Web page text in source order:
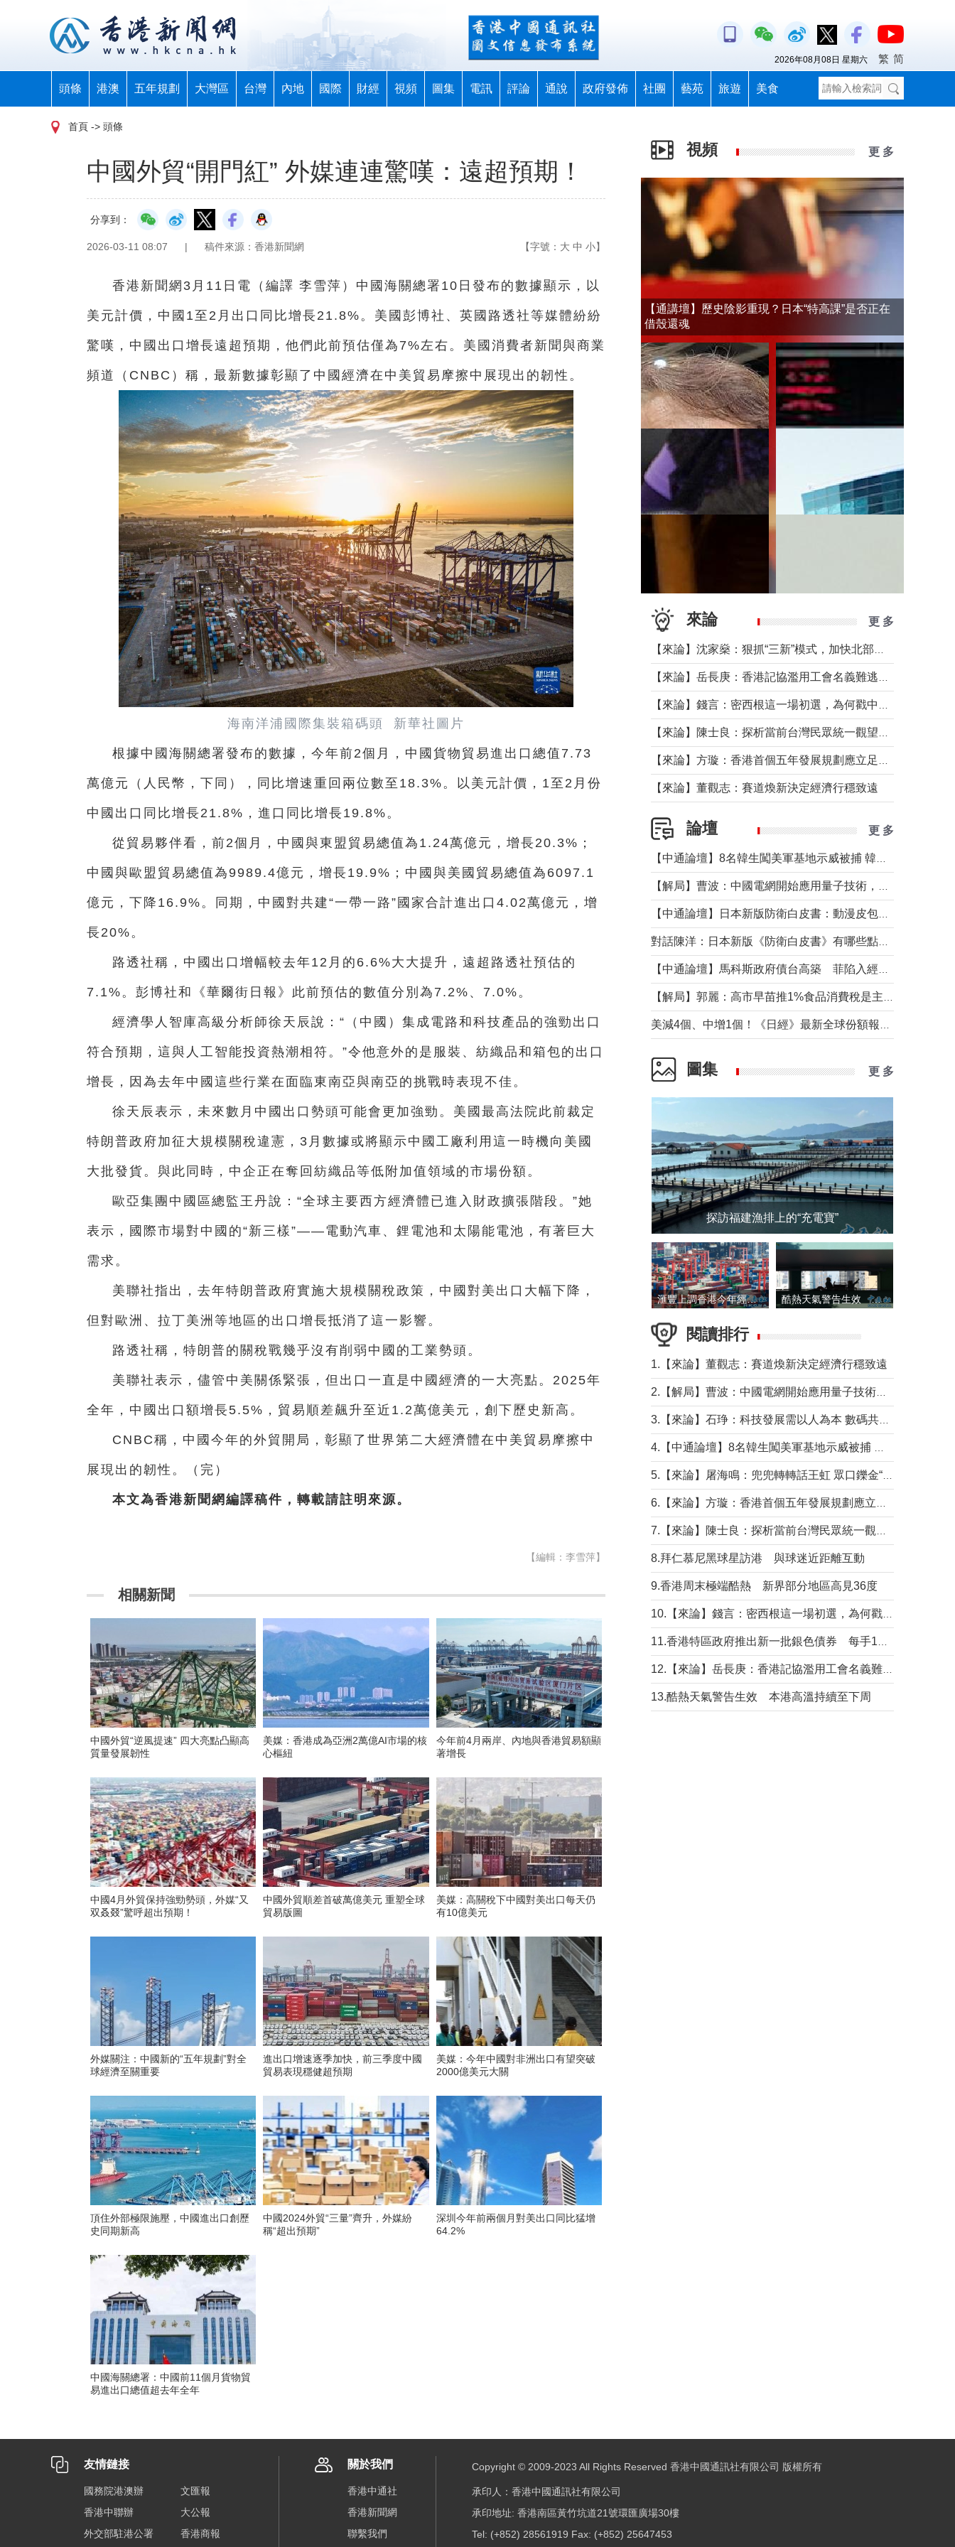
頭條 港澳 五年規劃 大灣區 台灣 內地 國際 財經 視頻 圖集 電訊 評論 通說 政府發佈 社團 藝苑 旅遊 美食
2026年08月08日 星期六 繁 简
首頁 -> 頭條
中國外貿“開門紅” 外媒連連驚嘆：遠超預期！
分享到：
2026-03-11 08:07 | 稿件來源：香港新聞網 【字號： 大 中 小】
香港新聞網3月11日電（編譯 李雪萍）中國海關總署10日發布的數據顯示，以
美元計價，中國1至2月出口同比增長21.8%。美國彭博社、英國路透社等媒體紛紛
驚嘆，中國出口增長遠超預期，他們此前預估僅為7%左右。美國消費者新聞與商業
頻道（CNBC）稱，最新數據彰顯了中國經濟在中美貿易摩擦中展現出的韌性。
海南洋浦國際集裝箱碼頭 新華社圖片
根據中國海關總署發布的數據，今年前2個月，中國貨物貿易進出口總值7.73
萬億元（人民幣，下同），同比增速重回兩位數至18.3%。以美元計價，1至2月份
中國出口同比增長21.8%，進口同比增長19.8%。
從貿易夥伴看，前2個月，中國與東盟貿易總值為1.24萬億元，增長20.3%；
中國與歐盟貿易總值為9989.4億元，增長19.9%；中國與美國貿易總值為6097.1
億元，下降16.9%。同期，中國對共建“一帶一路”國家合計進出口4.02萬億元，增
長20%。
路透社稱，中國出口增幅較去年12月的6.6%大大提升，遠超路透社預估的
7.1%。彭博社和《華爾街日報》此前預估的數值分別為7.2%、7.0%。
經濟學人智庫高級分析師徐天辰說：“（中國）集成電路和科技產品的強勁出口
符合預期，這與人工智能投資熱潮相符。”令他意外的是服裝、紡織品和箱包的出口
增長，因為去年中國這些行業在面臨東南亞與南亞的挑戰時表現不佳。
徐天辰表示，未來數月中國出口勢頭可能會更加強勁。美國最高法院此前裁定
特朗普政府加征大規模關稅違憲，3月數據或將顯示中國工廠利用這一時機向美國
大批發貨。與此同時，中企正在奪回紡織品等低附加值領域的市場份額。
歐亞集團中國區總監王丹說：“全球主要西方經濟體已進入財政擴張階段。”她
表示，國際市場對中國的“新三樣”——電動汽車、鋰電池和太陽能電池，有著巨大
需求。
美聯社指出，去年特朗普政府實施大規模關稅政策，中國對美出口大幅下降，
但對歐洲、拉丁美洲等地區的出口增長抵消了這一影響。
路透社稱，特朗普的關稅戰幾乎沒有削弱中國的工業勢頭。
美聯社表示，儘管中美關係緊張，但出口一直是中國經濟的一大亮點。2025年
全年，中國出口額增長5.5%，貿易順差飆升至近1.2萬億美元，創下歷史新高。
CNBC稱，中國今年的外貿開局，彰顯了世界第二大經濟體在中美貿易摩擦中
展現出的韌性。（完）
本文為香港新聞網編譯稿件，轉載請註明來源。
【編輯：李雪萍】
相關新聞
中國外貿“逆風提速” 四大亮點凸顯高
質量發展韌性
美媒：香港成為亞洲2萬億AI市場的核
心樞紐
今年前4月兩岸、內地與香港貿易額顯
著增長
中國4月外貿保持強勁勢頭，外媒“又
双叒叕”驚呼超出預期！
中國外貿順差首破萬億美元 重塑全球
貿易版圖
美媒：高關稅下中國對美出口每天仍
有10億美元
外媒關注：中國新的“五年規劃”對全
球經濟至關重要
進出口增速逐季加快，前三季度中國
貿易表現穩健超預期
美媒：今年中國對非洲出口有望突破
2000億美元大關
頂住外部極限施壓，中國進出口創歷
史同期新高
中國2024外貿“三量”齊升，外媒紛
稱“超出預期”
深圳今年前兩個月對美出口同比猛增
64.2%
中國海關總署：中國前11個月貨物貿
易進出口總值超去年全年
視頻 更 多
【通講壇】歷史陰影重現？日本“特高課”是否正在
借殼還魂
來論 更 多
【來論】董觀志：賽道煥新決定經濟行穩致遠
論壇 更 多
圖集 更 多
探訪福建漁排上的“充電寶”
滙豐上調香港今年經濟增長預測至4.5% 酷熱天氣警告生效 本港高溫持續至下周
閱讀排行
1.【來論】董觀志：賽道煥新決定經濟行穩致遠
8.拜仁慕尼黑球星訪港 與球迷近距離互動
9.香港周末極端酷熱 新界部分地區高見36度
13.酷熱天氣警告生效 本港高溫持續至下周
友情鏈接
國務院港澳辦
文匯報
香港中聯辦
大公報
外交部駐港公署
香港商報
關於我們
香港中通社
香港新聞網
聯繫我們
Copyright © 2009-2023 All Rights Reserved 香港中國通訊社有限公司 版權所有
承印人：香港中國通訊社有限公司
承印地址: 香港南區黃竹坑道21號環匯廣場30樓
Tel: (+852) 28561919 Fax: (+852) 25647453